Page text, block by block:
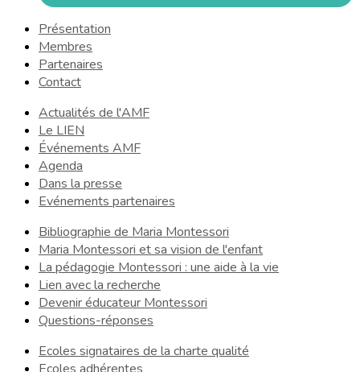
Présentation
Membres
Partenaires
Contact
Actualités de l'AMF
Le LIEN
Événements AMF
Agenda
Dans la presse
Evénements partenaires
Bibliographie de Maria Montessori
Maria Montessori et sa vision de l'enfant
La pédagogie Montessori : une aide à la vie
Lien avec la recherche
Devenir éducateur Montessori
Questions-réponses
Ecoles signataires de la charte qualité